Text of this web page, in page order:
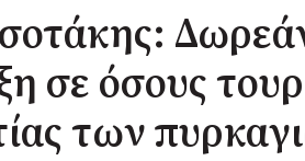
σε όσους
των